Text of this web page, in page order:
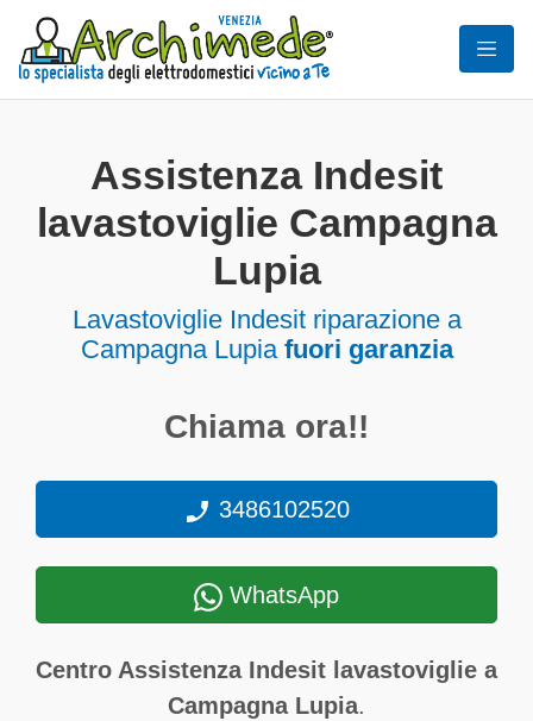
Assistenza Indesit
lavastoviglie Campagna
Lupia
LavastoviglieIndesit riparazione a
Campagna Lupia fuori garanzia
Chiama ora!!
3486102520
WhatsApp
Centro Assistenza Indesit lavastoviglie a
Campagna Lupia.